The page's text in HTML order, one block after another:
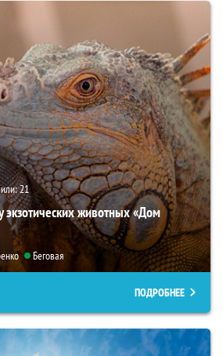
21
экзотических животных «Дом
Беговая
ПОДРОБНЕЕ